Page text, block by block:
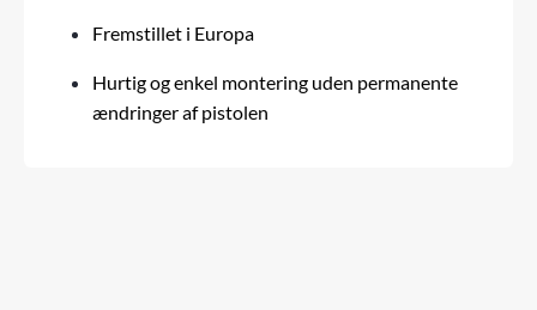
Fremstillet i Europa
Hurtig og enkel montering uden permanente
ændringer af pistolen